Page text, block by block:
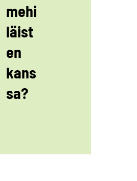
mehi
läist
en
kans
sa?